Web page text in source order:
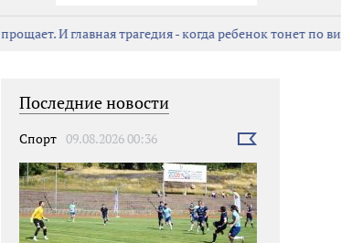
И главная трагедия - когда ребенок тонет по
Последние новости
Спорт 09.08.2026 00:36
Выбрать